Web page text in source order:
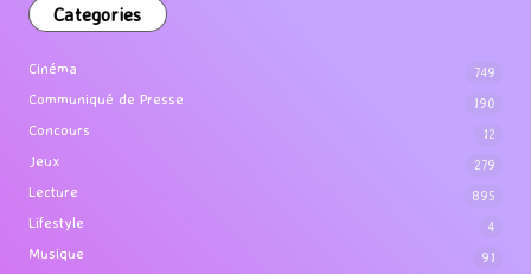
Categories
Cinéma 749
Communiqué de Presse 190
Concours 12
Jeux 279
Lecture 895
Lifestyle 4
Musique 91